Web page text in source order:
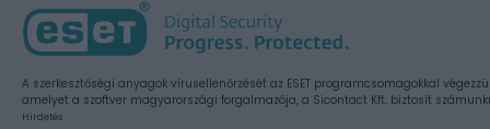
A szerkesztőségi anyagok vírusellenőrzését az ESET programcsomagokkal
amelyet a szoftver magyarországi forgalmazója, a Sicontact Kft. biztosít
Hirdetés